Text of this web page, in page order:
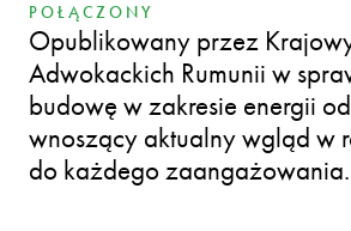
POŁĄCZONY
Opublikowany przez
Adwokackich Rumunii w
budowę w zakresie energii
wnoszący aktualny wgląd w
do każdego zaangażowania.